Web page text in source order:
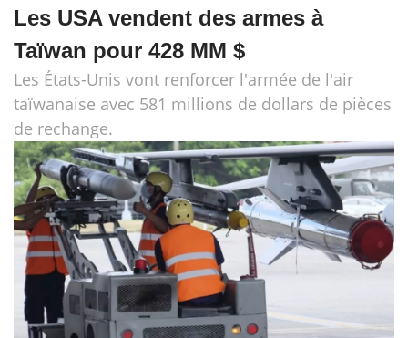
Les USA vendent des armes à
Taïwan pour 428 MM $
Les États-Unis vont renforcer l'armée de l'air
taïwanaise avec 581 millions de dollars de pièces
de rechange.